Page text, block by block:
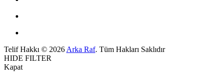
Telif Hakkı © 2026 Arka Raf. Tüm Hakları Saklıdır
HIDE FILTER
Kapat